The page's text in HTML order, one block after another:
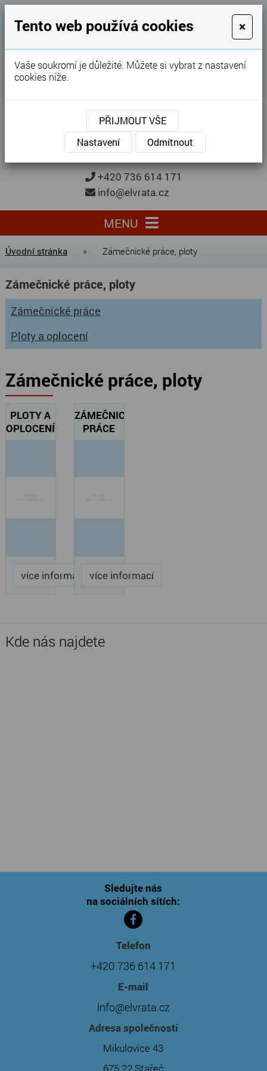
GARÁŽOVÁ VRATA
Karel Procházka
Garážová vrata, brány, ploty ...
Kontaktujte nás
KONTAKTUJTE NÁS
+420 736 614 171
info@elvrata.cz
MENU
Úvodní stránka » Zámečnické práce, ploty
Zámečnické práce, ploty
Zámečnické práce
Ploty a oplocení
Zámečnické práce, ploty
PLOTY A
OPLOCENÍ
více informací
ZÁMEČNICKÉ
PRÁCE
více informací
Kde nás najdete
Sledujte nás
na sociálních sítích:
Telefon
+420 736 614 171
E-mail
info@elvrata.cz
Adresa společnosti
Mikulovice 43
675 22 Stařeč
Tento web používá cookies ×
Vaše soukromí je důležité. Můžete si vybrat z nastavení
cookies níže.
PŘIJMOUT VŠE
Nastavení
Odmítnout